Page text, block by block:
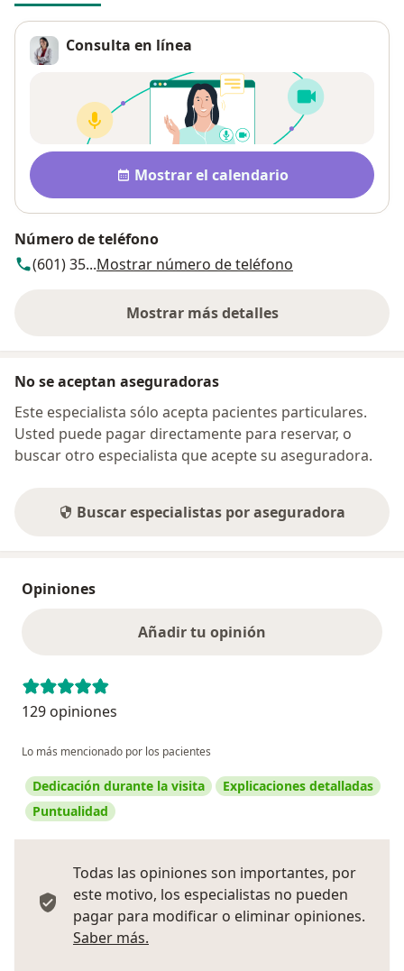
Consulta en línea
Disponibilidad
Mostrar el calendario
Número de teléfono
(601) 35...Mostrar número de teléfono
Mostrar más detalles
sobre la dirección
No se aceptan aseguradoras
Este especialista sólo acepta pacientes particulares.
Usted puede pagar directamente para reservar, o
buscar otro especialista que acepte su aseguradora.
Buscar especialistas por aseguradora
Opiniones
Añadir tu opinión
129 opiniones
Lo más mencionado por los pacientes
Dedicación durante la visita
Explicaciones detalladas
Puntualidad
Todas las opiniones son importantes, por
este motivo, los especialistas no pueden
pagar para modificar o eliminar opiniones.
Saber más.